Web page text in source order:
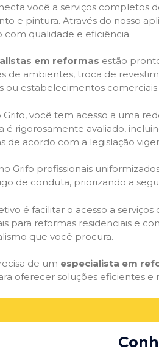
você a serviços completos
e pintura. Através do nosso
com qualidade e eficiência.
em reformas estão
de ambientes, troca de
ou estabelecimentos comerciais.
Grifo, você tem acesso a uma
é rigorosamente avaliado,
de acordo com a legislação
Grifo profissionais
de conduta, priorizando a
é facilitar o acesso a
para reformas residenciais e
que você procura.
de um especialista em
oferecer soluções eficientes e